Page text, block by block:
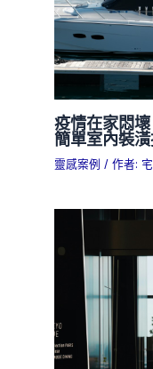
疫情在家悶
簡單室內裝
靈感案例 / 作者: